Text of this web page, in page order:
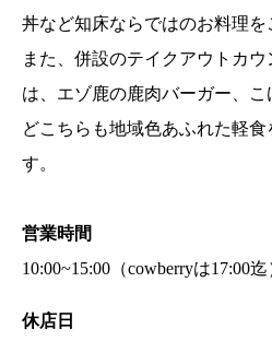
丼など知床ならではのお料理を
また、併設のテイクアウトカウ
は、エゾ鹿の鹿肉バーガー、
どこちらも地域色あふれた軽食
す。
営業時間
10:00~15:00（cowberryは17:00迄
休店日